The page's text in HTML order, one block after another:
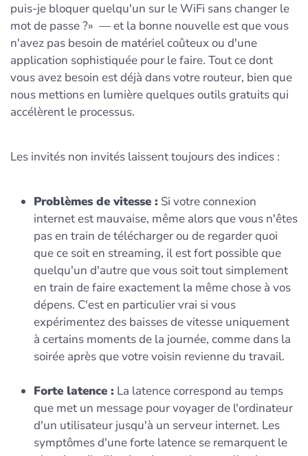
puis-je bloquer quelqu'un sur le WiFi sans changer le
mot de passe ?» — et la bonne nouvelle est que vous
n'avez pas besoin de matériel coûteux ou d'une
application sophistiquée pour le faire. Tout ce dont
vous avez besoin est déjà dans votre routeur, bien que
nous mettions en lumière quelques outils gratuits qui
accélèrent le processus.
Les invités non invités laissent toujours des indices :
Problèmes de vitesse : Si votre connexion
internet est mauvaise, même alors que vous n'êtes
pas en train de télécharger ou de regarder quoi
que ce soit en streaming, il est fort possible que
quelqu'un d'autre que vous soit tout simplement
en train de faire exactement la même chose à vos
dépens. C'est en particulier vrai si vous
expérimentez des baisses de vitesse uniquement
à certains moments de la journée, comme dans la
soirée après que votre voisin revienne du travail.
Forte latence : La latence correspond au temps
que met un message pour voyager de l'ordinateur
d'un utilisateur jusqu'à un serveur internet. Les
symptômes d'une forte latence se remarquent le